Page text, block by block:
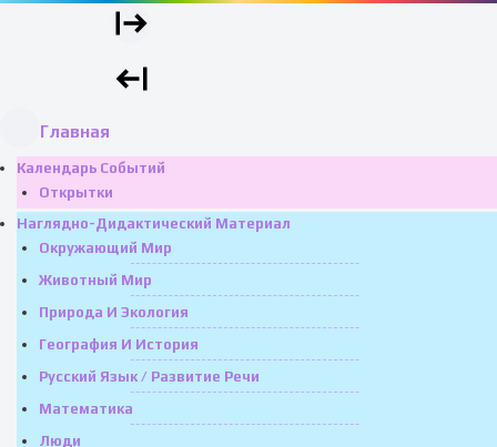
Главная
Календарь Событий
Открытки
Наглядно-Дидактический Материал
Окружающий Мир
Животный Мир
Природа И Экология
География И История
Русский Язык / Развитие Речи
Математика
Люди